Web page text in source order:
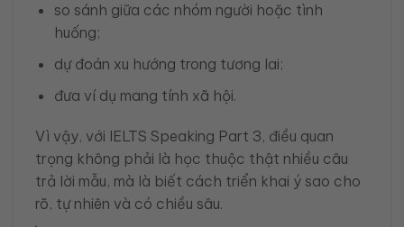
so sánh giữa các nhóm người hoặc tình
huống;
dự đoán xu hướng trong tương lai;
đưa ví dụ mang tính xã hội.
Vì vậy, với IELTS Speaking Part 3, điều quan
trọng không phải là học thuộc thật nhiều câu
trả lời mẫu, mà là biết cách triển khai ý sao cho
rõ, tự nhiên và có chiều sâu.